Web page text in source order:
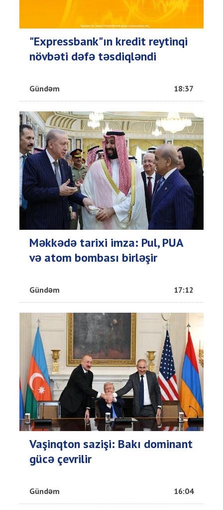
"Expressbank"ın kredit reytinqi
növbəti dəfə təsdiqləndi
Gündəm 18:37
Məkkədə tarixi imza: Pul, PUA
və atom bombası birləşir
Gündəm 17:12
Vaşinqton sazişi: Bakı dominant
gücə çevrilir
Gündəm 16:04